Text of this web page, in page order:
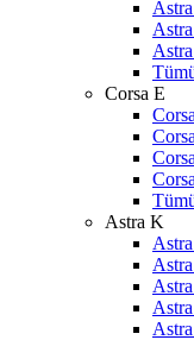
Corsa E
Astra K